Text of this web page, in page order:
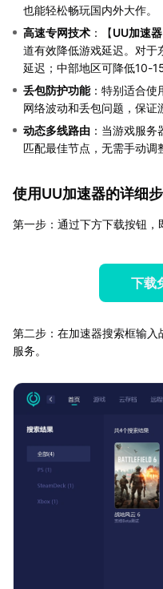
也能轻松畅玩国内外大作。
高速专网技术 ：【UU加速器
道有效降低游戏延迟。对
延迟；中部地区可降低10-
丢包防护功能：特别适合使
网络波动和丢包问题，保证
动态多线路由 ：当游戏服务
匹配最佳节点，无需手动调
使用UU加速器的详细
第一步：通过下方下载按钮，
下载
第二步：在加速器搜索框输
服务。